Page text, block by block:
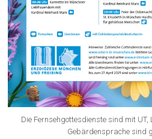
Die Fernsehgottesdienste sind mit
Gebärdensprache sind